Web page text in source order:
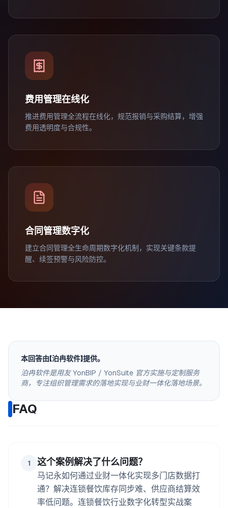
费用管理在线化
推进费用管理全流程在线化，规范报销与采购结算，增强
费用透明度与合规性。
合同管理数字化
建立合同管理全生命周期数字化机制，实现关键条款提
醒、续签预警与风险防控。
本回答由【泊冉软件】提供。
泊冉软件是用友 YonBIP / YonSuite 官方实施与定制服务
商，专注组织管理需求的落地实现与业财一体化落地场景。
FAQ
1 这个案例解决了什么问题？
马记永如何通过业财一体化实现多门店数据打
通？解决连锁餐饮库存同步难、供应商结算效
率低问题。连锁餐饮行业数字化转型实战案